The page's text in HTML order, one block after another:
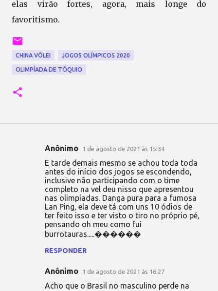
elas virão fortes, agora, mais longe do
favoritismo.
CHINA VÔLEI JOGOS OLÍMPICOS 2020
OLIMPÍADA DE TÓQUIO
Anônimo 1 de agosto de 2021 às 15:34
E tarde demais mesmo se achou toda toda
antes do início dos jogos se escondendo,
inclusive não participando com o time
completo na vel deu nisso que apresentou
nas olimpíadas. Danga pura para a fumosa
Lan Ping, ela deve tá com uns 10 ódios de
ter feito isso e ter visto o tiro no próprio pé,
pensando oh meu como fui
burrotauras.....������
RESPONDER
Anônimo 1 de agosto de 2021 às 16:27
Acho que o Brasil no masculino perde na